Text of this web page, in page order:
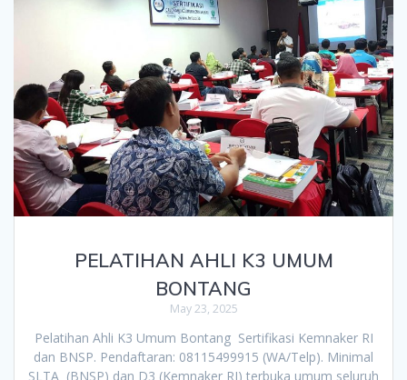
PELATIHAN AHLI K3 UMUM
BONTANG
May 23, 2025
Pelatihan Ahli K3 Umum Bontang Sertifikasi Kemnaker RI
dan BNSP. Pendaftaran: 08115499915 (WA/Telp). Minimal
SLTA (BNSP) dan D3 (Kemnaker RI) terbuka umum seluruh